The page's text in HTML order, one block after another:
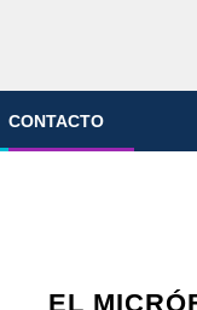
CONTACTO
EL